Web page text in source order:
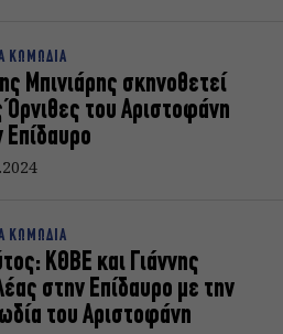
ΚΩΜΩΔΙΑ
Μπινιάρης σκηνοθετεί
Όρνιθες του Αριστοφάνη
Επίδαυρο
ΚΩΜΩΔΙΑ
ΚΘΒΕ και Γιάννης
στην Επίδαυρο με την
του Αριστοφάνη